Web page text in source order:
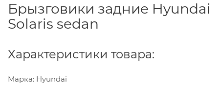
Брызговики задние Hyundai
Solaris sedan
Характеристики товара:
Марка: Hyundai